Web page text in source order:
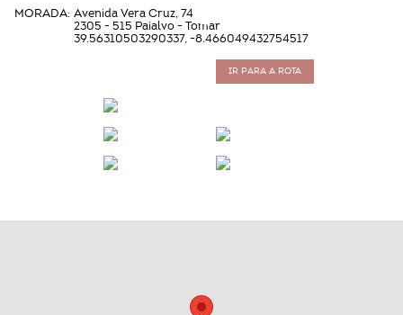
MORADA: Avenida Vera Cruz, 74
2305 - 515 Paialvo - Tomar
39.56310503290337, -8.466049432754517
IR PARA A ROTA